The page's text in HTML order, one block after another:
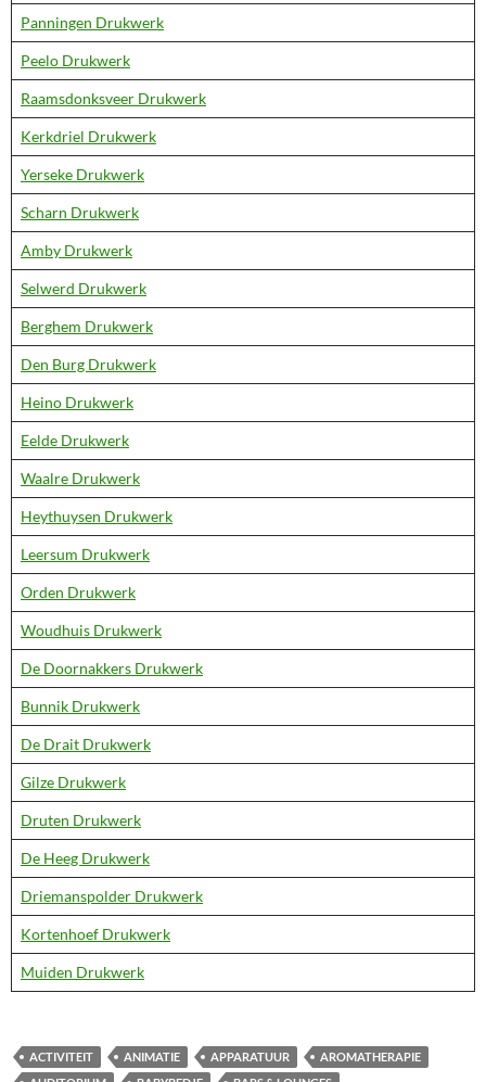
Panningen Drukwerk
Peelo Drukwerk
Raamsdonksveer Drukwerk
Kerkdriel Drukwerk
Yerseke Drukwerk
Scharn Drukwerk
Amby Drukwerk
Selwerd Drukwerk
Berghem Drukwerk
Den Burg Drukwerk
Heino Drukwerk
Eelde Drukwerk
Waalre Drukwerk
Heythuysen Drukwerk
Leersum Drukwerk
Orden Drukwerk
Woudhuis Drukwerk
De Doornakkers Drukwerk
Bunnik Drukwerk
De Drait Drukwerk
Gilze Drukwerk
Druten Drukwerk
De Heeg Drukwerk
Driemanspolder Drukwerk
Kortenhoef Drukwerk
Muiden Drukwerk
ACTIVITEIT ANIMATIE APPARATUUR
AROMATHERAPIE